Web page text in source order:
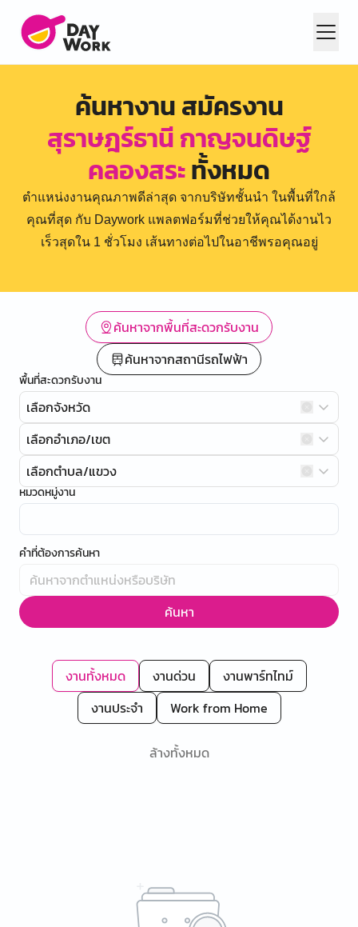
ค้นหางาน สมัครงาน
สุราษฎร์ธานี กาญจนดิษฐ์
คลองสระทั้งหมด
ตำแหน่งงานคุณภาพดีล่าสุด จากบริษัทชั้นนำ ในพื้นที่ใกล้
คุณที่สุด กับ Daywork แพลตฟอร์มที่ช่วยให้คุณได้งานไว
เร็วสุดใน 1 ชั่วโมง เส้นทางต่อไปในอาชีพรอคุณอยู่
ค้นหาจากพื้นที่สะดวกรับงาน
ค้นหาจากสถานีรถไฟฟ้า
พื้นที่สะดวกรับงาน
เลือกจังหวัด
เลือกอำเภอ/เขต
เลือกตำบล/แขวง
หมวดหมู่งาน
คำที่ต้องการค้นหา
ค้นหา
งานทั้งหมด งานด่วน
งานพาร์ทไทม์
งานประจำ
Work from Home
ล้างทั้งหมด